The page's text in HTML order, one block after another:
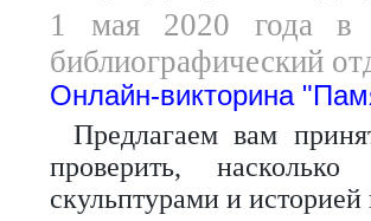
1 мая 2020 года в
библиографический
Онлайн-викторина
Предлагаем вам
проверить,
скульптурами и историей